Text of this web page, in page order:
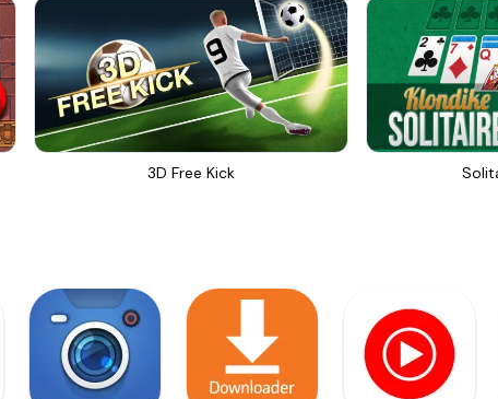
3D Free Kick